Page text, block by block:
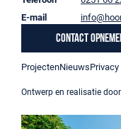
E-mail
Contact
ProjectenNieuws
Ontwerp en realisatie door